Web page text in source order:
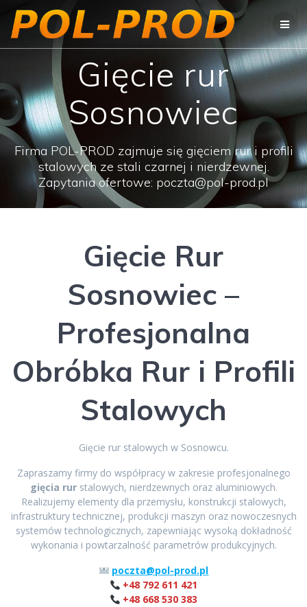
Przejdź
do
treści
Gięcie rur
Sosnowiec
Firma POL-PROD zajmuje się gięciem rur i profili
stalowych ze stali czarnej i nierdzewnej.
Zapytania ofertowe: poczta@pol-prod.pl
Gięcie Rur
Sosnowiec –
Profesjonalna
Obróbka Rur i Profili
Stalowych
Gięcie rur stalowych w Sosnowcu.
Zapraszamy firmy do współpracy w zakresie profesjonalnego
gięcia rurstalowych, nierdzewnych oraz aluminiowych.
Realizujemy elementy dla przemysłu, konstrukcji stalowych,
infrastruktury technicznej, produkcji maszyn oraz nowoczesnych
systemów technologicznych, zapewniając wysoką dokładność
wykonania i powtarzalność parametrów produkcyjnych.
poczta@pol-prod.pl
+48 792 611 421
+48 668 530 383